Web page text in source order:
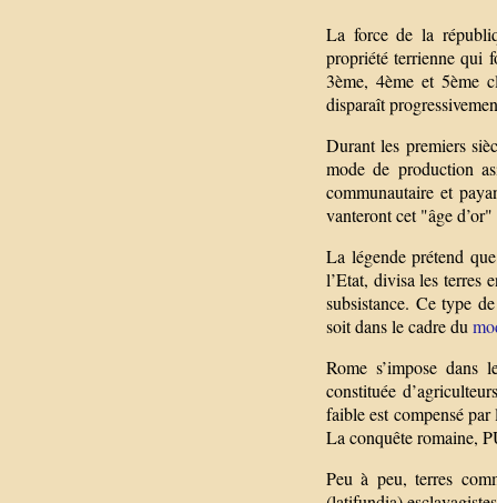
La force de la
propriété terrienne qui
3ème, 4ème et 5ème
disparaît
Durant les premiers
mode de production
communautaire et
vanteront cet "âge
La légende prétend
l’Etat, divisa les terres
subsistance. Ce type
soit dans le cadre du
Rome s’impose
constituée
faible est compensé
La conquête romaine,
Peu à peu, terres